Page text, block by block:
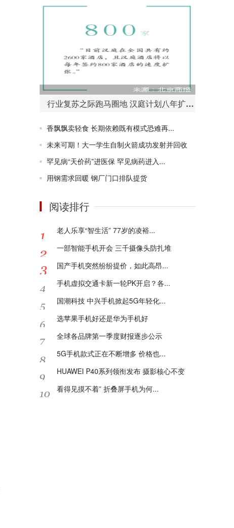
行业复苏之际跑马圈地 汉庭计划八年扩至万店
香飘飘卖轻食 长期依赖既有模式恐难再...
未来可期！大一学生自制火箭成功发射并回收
罕见病“天价药”进医保 罕见病药进入...
用钢需求回暖 钢厂门口排队提货
阅读排行
老人乐享“智生活” 77岁的凌裕...
一部智能手机开会 三千摄像头防扎堆
国产手机突然纷纷提价，如此高昂...
手机虚拟交通卡新一轮PK开启？各...
国潮科技 中兴手机掀起5G年轻化...
选苹果手机好还是华为手机好
全球各品牌第一季度财报逐步公示
5G手机款式正在不断增多 价格也...
HUAWEI P40系列领衔发布 摄影核心不变
看得见摸不着” 折叠屏手机为何...